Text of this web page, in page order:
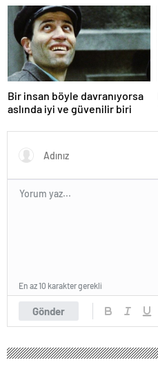
Bir insan böyle davranıyorsa
aslında iyi ve güvenilir biri
Gönder
En az 10 karakter gerekli